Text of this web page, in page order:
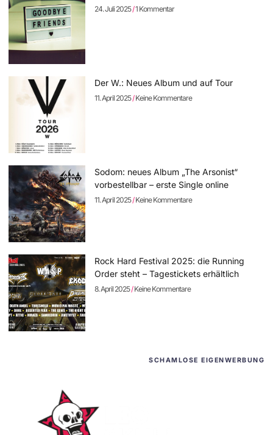
24. Juli 2025 1 Kommentar
Der W.: Neues Album und auf Tour
11. April 2025 Keine Kommentare
Sodom: neues Album „The Arsonist“
vorbestellbar – erste Single online
11. April 2025 Keine Kommentare
Rock Hard Festival 2025: die Running
Order steht – Tagestickets erhältlich
8. April 2025 Keine Kommentare
SCHAMLOSE EIGENWERBUNG